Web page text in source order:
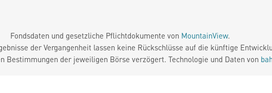
Fondsdaten und gesetzliche Pflichtdokumente von MountainView.
der Vergangenheit lassen keine Rückschlüsse auf die künftige
Bestimmungen der jeweiligen Börse verzögert. Technologie und Daten von